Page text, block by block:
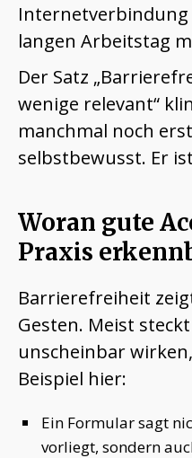
Internetverbindung
langen Arbeitstag
Der Satz
wenige relevant“
manchmal noch
selbstbewusst. Er
Woran gute
Praxis
Barrierefreiheit
Gesten. Meist
unscheinbar
Beispiel hier:
Ein Formular sagt
vorliegt, sondern